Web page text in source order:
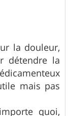
la douleur,
détendre la
mais pas
quoi,